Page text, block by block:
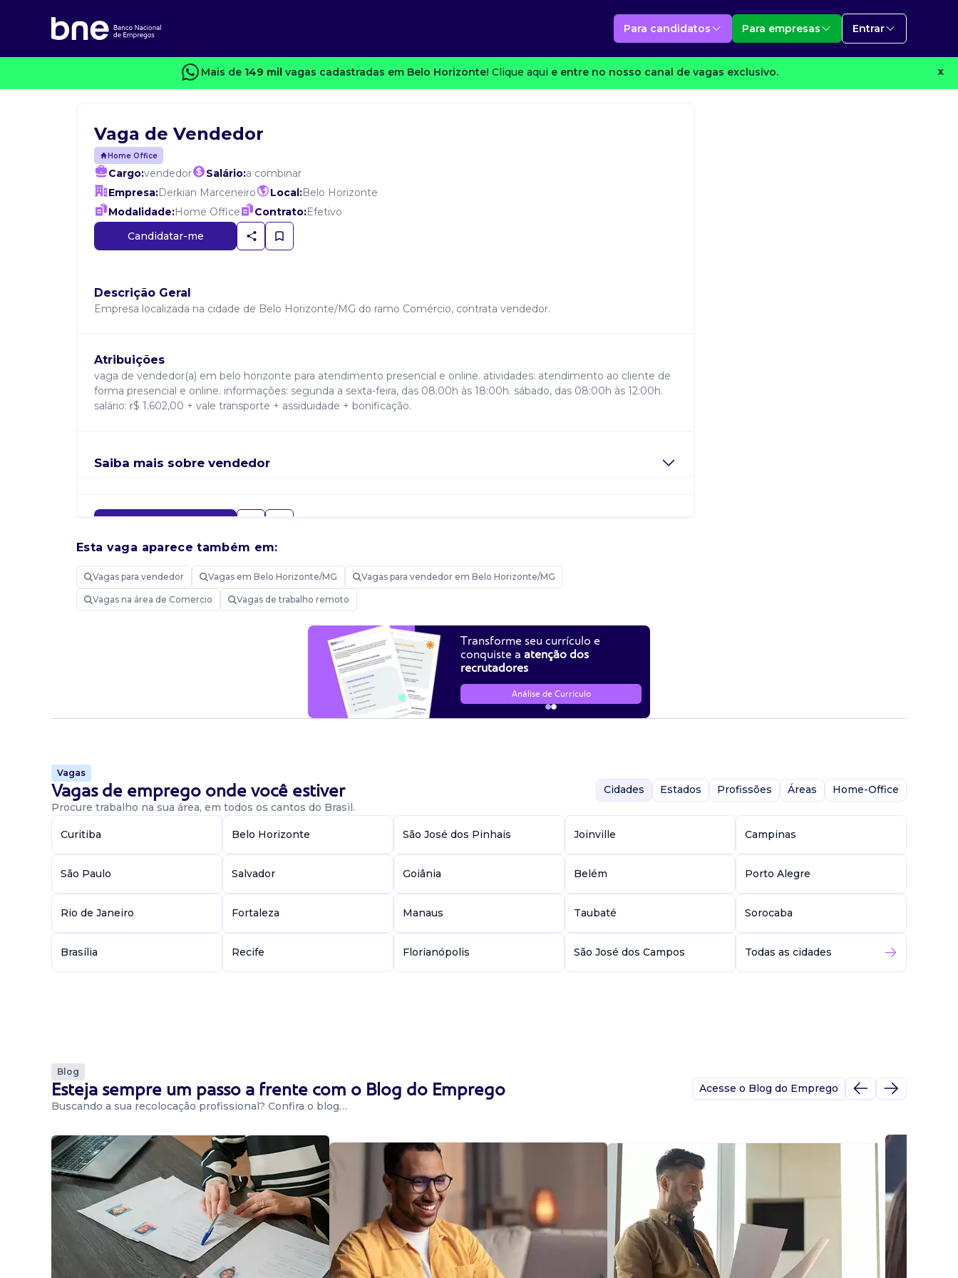
Para candidatos Para empresas Entrar
Mais de 149 mil vagas cadastradas em Belo Horizonte! Clique aqui e entre no nosso canal de vagas exclusivo. X
Vaga de Vendedor
Home Office
Cargo:vendedor Salário:a combinar
Empresa:Derkian Marceneiro Local:Belo Horizonte
Modalidade:Home Office Contrato:Efetivo
Candidatar-me
Descrição Geral
Empresa localizada na cidade de Belo Horizonte/MG do ramo Comércio, contrata vendedor.
Atribuições
vaga de vendedor(a) em belo horizonte para atendimento presencial e online. atividades: atendimento ao cliente de
forma presencial e online. informações: segunda a sexta-feira, das 08:00h às 18:00h. sábado, das 08:00h às 12:00h.
salário: r$ 1.602,00 + vale transporte + assiduidade + bonificação.
Saiba mais sobre vendedor
Esta vaga aparece também em:
Vagas para vendedor Vagas em Belo Horizonte/MG Vagas para vendedor em Belo Horizonte/MG
Vagas na área de Comercio Vagas de trabalho remoto
Transforme seu currículo e
conquiste a atenção dos
recrutadores
Análise de Currículo
Vagas
Vagas de emprego onde você estiver
Procure trabalho na sua área, em todos os cantos do Brasil.
Cidades Estados Profissões Áreas Home-Office
Curitiba Belo Horizonte São José dos Pinhais Joinville Campinas
São Paulo Salvador Goiânia Belém Porto Alegre
Rio de Janeiro Fortaleza Manaus Taubaté Sorocaba
Brasília Recife Florianópolis São José dos Campos Todas as cidades
Blog
Esteja sempre um passo a frente com o Blog do Emprego
Buscando a sua recolocação profissional? Confira o blog…
Acesse o Blog do Emprego